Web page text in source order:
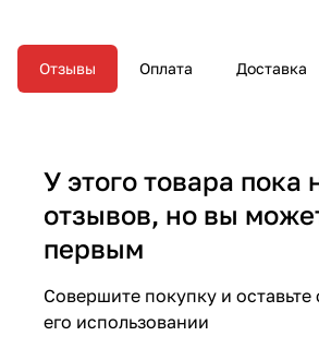
Отзывы Оплата Доставка
У этого товара пока
отзывов, но вы
первым
Совершите покупку и оставьте
его использовании